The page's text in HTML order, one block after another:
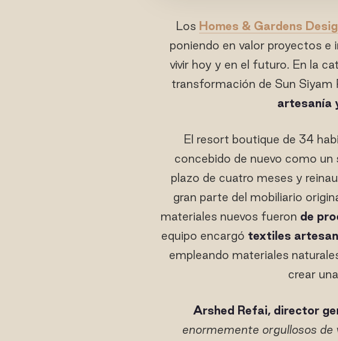
Los Homes & Gardens
poniendo en valor proyectos e
vivir hoy y en el futuro. En la
transformación de Sun Siyam
artesanía
El resort boutique de 34
concebido de nuevo como
plazo de cuatro meses y
gran parte del mobiliario
materiales nuevos fueron de
equipo encargó textiles
empleando materiales
crear
Arshed Refai, director
enormemente orgullosos de